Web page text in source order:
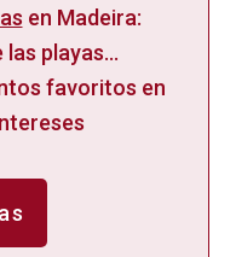
en Madeira:
playas...
favoritos en